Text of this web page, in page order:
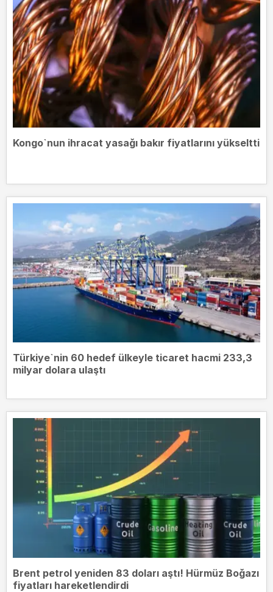
Kongo`nun ihracat yasağı bakır fiyatlarını yükseltti
Türkiye`nin 60 hedef ülkeyle ticaret hacmi 233,3
milyar dolara ulaştı
Brent petrol yeniden 83 doları aştı! Hürmüz Boğazı
fiyatları hareketlendirdi